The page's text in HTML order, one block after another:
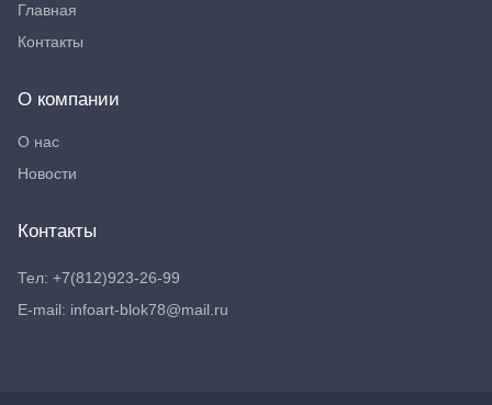
Главная
Контакты
О компании
О нас
Новости
Контакты
Тел: +7(812)923-26-99
E-mail: infoart-blok78@mail.ru